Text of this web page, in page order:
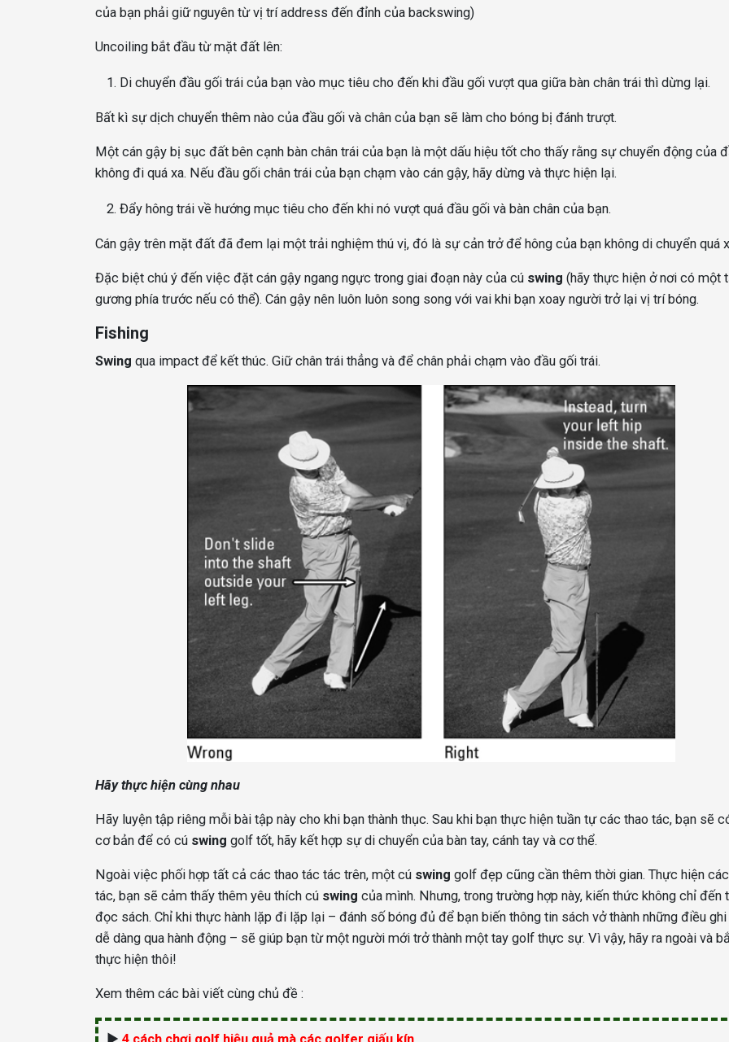
của bạn phải giữ nguyên từ vị trí address đến đỉnh của backswing)
Uncoiling bắt đầu từ mặt đất lên:
Di chuyển đầu gối trái của bạn vào mục tiêu cho đến khi đầu gối vượt qua giữa bàn chân trái thì dừng lại.
Bất kì sự dịch chuyển thêm nào của đầu gối và chân của bạn sẽ làm cho bóng bị đánh trượt.
Một cán gậy bị sục đất bên cạnh bàn chân trái của bạn là một dấu hiệu tốt cho thấy rằng sự chuyển động của
không đi quá xa. Nếu đầu gối chân trái của bạn chạm vào cán gậy, hãy dừng và thực hiện lại.
Đẩy hông trái về hướng mục tiêu cho đến khi nó vượt quá đầu gối và bàn chân của bạn.
Cán gậy trên mặt đất đã đem lại một trải nghiệm thú vị, đó là sự cản trở để hông của bạn không di chuyển quá
Đặc biệt chú ý đến việc đặt cán gậy ngang ngực trong giai đoạn này của cú swing (hãy thực hiện ở nơi có một
gương phía trước nếu có thể). Cán gậy nên luôn luôn song song với vai khi bạn xoay người trở lại vị trí bóng.
Fishing
Swing qua impact để kết thúc. Giữ chân trái thẳng và để chân phải chạm vào đầu gối trái.
Hãy thực hiện cùng nhau
Hãy luyện tập riêng mỗi bài tập này cho khi bạn thành thục. Sau khi bạn thực hiện tuần tự các thao tác, bạn sẽ
cơ bản để có cú swing golf tốt, hãy kết hợp sự di chuyển của bàn tay, cánh tay và cơ thể.
Ngoài việc phối hợp tất cả các thao tác tác trên, một cú swing golf đẹp cũng cần thêm thời gian. Thực hiện
tác, bạn sẽ cảm thấy thêm yêu thích cú swing của mình. Nhưng, trong trường hợp này, kiến thức không chỉ đến
đọc sách. Chỉ khi thực hành lặp đi lặp lại – đánh số bóng đủ để bạn biến thông tin sách vở thành những điều ghi
dễ dàng qua hành động – sẽ giúp bạn từ một người mới trở thành một tay golf thực sự. Vì vậy, hãy ra ngoài và
thực hiện thôi!
Xem thêm các bài viết cùng chủ đề :